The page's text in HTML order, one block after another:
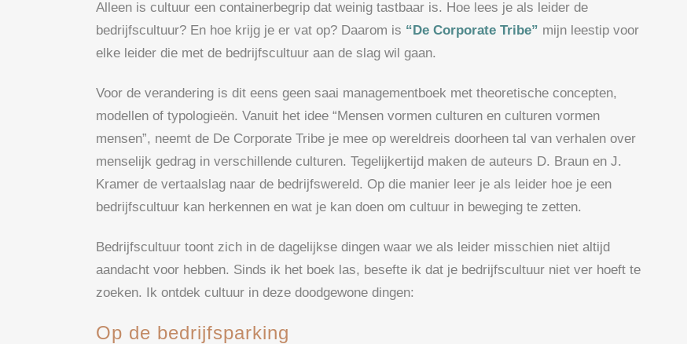
Alleen is cultuur een containerbegrip dat weinig tastbaar is. Hoe lees je als leider de
bedrijfscultuur? En hoe krijg je er vat op? Daarom is “De Corporate Tribe” mijn leestip voor
elke leider die met de bedrijfscultuur aan de slag wil gaan.
Voor de verandering is dit eens geen saai managementboek met theoretische concepten,
modellen of typologieën. Vanuit het idee “Mensen vormen culturen en culturen vormen
mensen”, neemt de De Corporate Tribe je mee op wereldreis doorheen tal van verhalen over
menselijk gedrag in verschillende culturen. Tegelijkertijd maken de auteurs D. Braun en J.
Kramer de vertaalslag naar de bedrijfswereld. Op die manier leer je als leider hoe je een
bedrijfscultuur kan herkennen en wat je kan doen om cultuur in beweging te zetten.
Bedrijfscultuur toont zich in de dagelijkse dingen waar we als leider misschien niet altijd
aandacht voor hebben. Sinds ik het boek las, besefte ik dat je bedrijfscultuur niet ver hoeft te
zoeken. Ik ontdek cultuur in deze doodgewone dingen:
Op de bedrijfsparking